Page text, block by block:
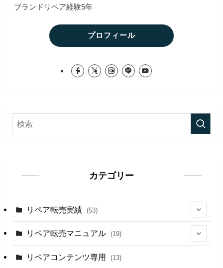
ブランドリペア経験5年
プロフィール
カテゴリー
リペア転売実績 (53)
リペア転売マニュアル (19)
(6)
リペアコンテンツ専用 (13)